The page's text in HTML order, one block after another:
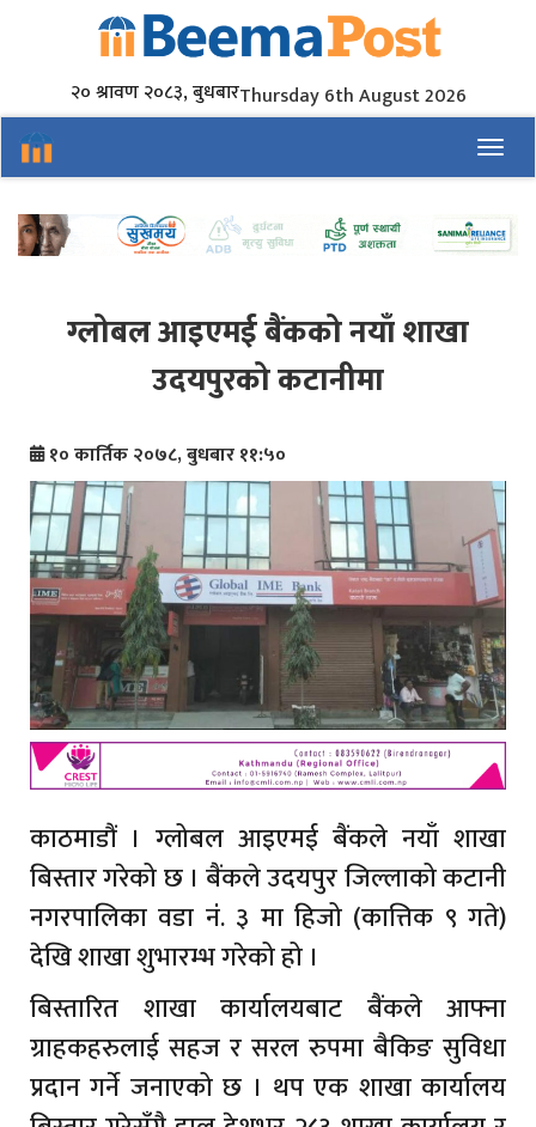
२० श्रावण २०८३, बुधबारThursday 6th August 2026
ग्लोबल आइएमई बैंकको नयाँ शाखा
उदयपुरको कटानीमा
१० कार्तिक २०७८, बुधबार ११:५०
काठमाडौं । ग्लोबल आइएमई बैंकले नयाँ शाखा
बिस्तार गरेको छ । बैंकले उदयपुर जिल्लाको कटानी
नगरपालिका वडा नंं. ३ मा हिजो (कात्तिक ९ गते)
देखि शाखा शुभारम्भ गरेको हो ।
बिस्तारित शाखा कार्यालयबाट बैंकले आफ्ना
ग्राहकहरुलाई सहज र सरल रुपमा बैकिङ सुविधा
प्रदान गर्ने जनाएको छ । थप एक शाखा कार्यालय